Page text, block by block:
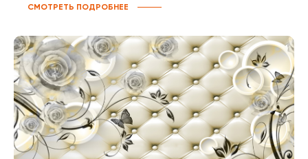
СМОТРЕТЬ ПОДРОБНЕЕ